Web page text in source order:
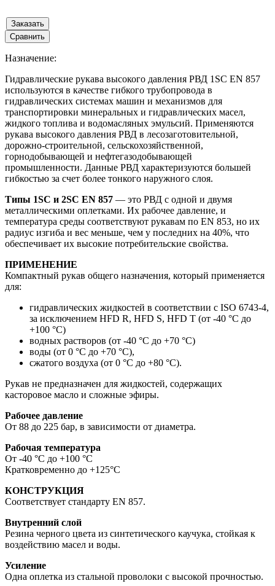
Заказать
Сравнить
Назначение:
Гидравлические рукава высокого давления РВД 1SC EN 857
используются в качестве гибкого трубопровода в
гидравлических системах машин и механизмов для
транспортировки минеральных и гидравлических масел,
жидкого топлива и водомасляных эмульсий. Применяются
рукава высокого давления РВД в лесозаготовительной,
дорожно-строительной, сельскохозяйственной,
горнодобывающей и нефтегазодобывающей
промышленности. Данные РВД характеризуются большей
гибкостью за счет более тонкого наружного слоя.
Типы 1SC и 2SC ЕN 857 — это РВД с одной и двумя
металлическими оплетками. Их рабочее давление, и
температура среды соответствуют рукавам по ЕN 853, но их
радиус изгиба и вес меньше, чем у последних на 40%, что
обеспечивает их высокие потребительские свойства.
ПРИМЕНЕНИЕ
Компактный рукав общего назначения, который применяется
для:
гидравлических жидкостей в соответствии с ISO 6743-4,
за исключением HFD R, HFD S, HFD T (от -40 °C до
+100 °С)
водных растворов (от -40 °C до +70 °С)
воды (от 0 °С до +70 °С),
сжатого воздуха (от 0 °C до +80 °С).
Рукав не предназначен для жидкостей, содержащих
касторовое масло и сложные эфиры.
Рабочее давление
От 88 до 225 бар, в зависимости от диаметра.
Рабочая температура
От -40 °C до +100 °C
Кратковременно до +125°C
КОНСТРУКЦИЯ
Соответствует стандарту EN 857.
Внутренний слой
Резина черного цвета из синтетического каучука, стойкая к
воздействию масел и воды.
Усиление
Одна оплетка из стальной проволоки с высокой прочностью.